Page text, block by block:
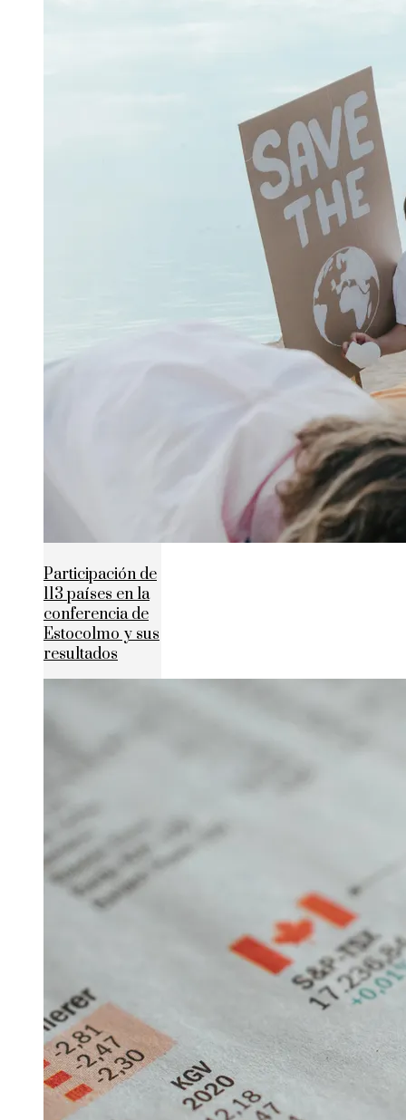
Participación de
113 países en la
conferencia de
Estocolmo y sus
resultados